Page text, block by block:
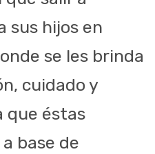
sus hijos en
se les brinda
cuidado y
que éstas
base de